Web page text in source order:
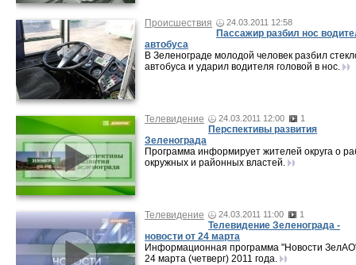
Происшествия 24.03.2011 12:58
Пассажир разбил нос
автобуса
В Зеленограде молодой человек разбил
автобуса и ударил водителя головой в нос.
Телевидение 24.03.2011 12:00 1
Перспективы развития
Зеленограда
Программа информирует жителей округа о
окружных и районных властей.
Телевидение 24.03.2011 11:00 1
Телевидение Зеленограда -
новости от 24 марта
Информационная программа "Новости
24 марта (четверг) 2011 года.